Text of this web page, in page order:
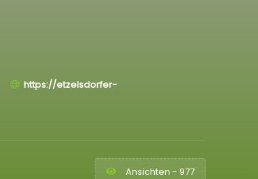
https://etzelsdorfer-
Ansichten - 977